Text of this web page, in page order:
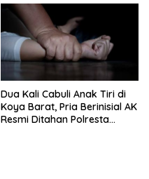
Dua Kali Cabuli Anak Tiri di
Koya Barat, Pria Berinisial AK
Resmi Ditahan Polresta